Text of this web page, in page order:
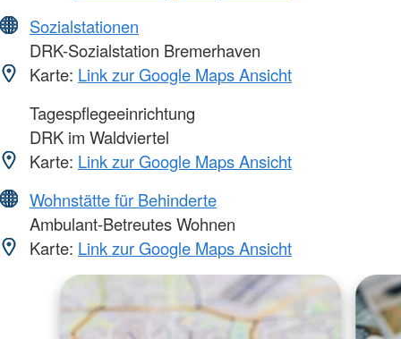
Sozialstationen
DRK-Sozialstation Bremerhaven
Karte: Link zur Google Maps Ansicht
Tagespflegeeinrichtung
DRK im Waldviertel
Karte: Link zur Google Maps Ansicht
Wohnstätte für Behinderte
Ambulant-Betreutes Wohnen
Karte: Link zur Google Maps Ansicht